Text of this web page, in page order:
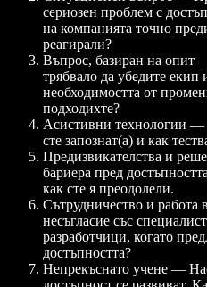
сериозен проблем с
на компанията точно
реагирали?
Въпрос, базиран на опит
трябвало да убедите екип
необходимостта от
подходихте?
Асистивни технологии
сте запознат(а) и как
Предизвикателства и
бариера пред
как сте я преодолели.
Сътрудничество и работа
несъгласие със
разработчици, когато
достъпността?
Непрекъснато учене —